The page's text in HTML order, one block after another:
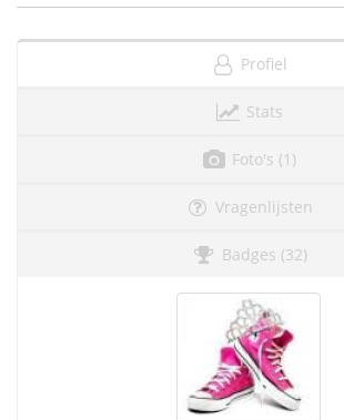
Profiel
Stats
Foto's (1)
Vragenlijsten
Badges (32)